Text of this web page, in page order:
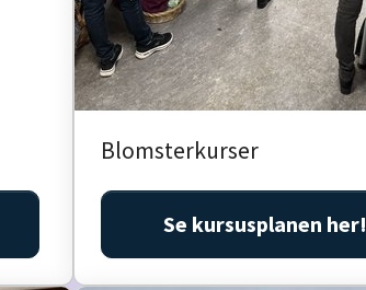
Blomsterkurser
Se kursusplanen her!